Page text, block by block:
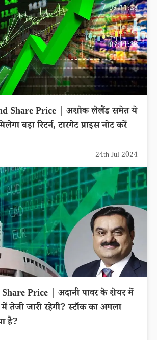
Share Price | अशोक लेलैंड समेत ये
बड़ा रिटर्न, टारगेट प्राइस नोट करें
24th Jul 2024
Price | अदानी पावर के शेयर में
तेजी जारी रहेगी? स्टॉक का अगला
है?